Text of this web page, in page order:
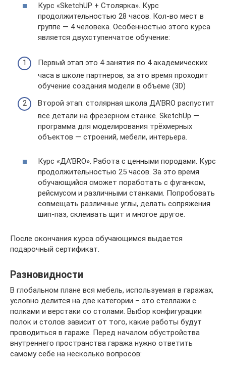
Курс «SketchUP + Столярка». Курс
продолжительностью 28 часов. Кол-во мест в
группе — 4 человека. Особенностью этого курса
является двухступенчатое обучение:
Первый этап это 4 занятия по 4 академических
часа в школе партнеров, за это время проходит
обучение создания модели в объеме (3D)
Второй этап: столярная школа ДА’BRO распустит
все детали на фрезерном станке. SketchUp —
программа для моделирования трёхмерных
объектов — строений, мебели, интерьера.
Курс «ДА’BRO». Работа с ценными породами. Курс
продолжительностью 25 часов. За это время
обучающийся сможет поработать с фуганком,
рейсмусом и различными станками. Попробовать
совмещать различные углы, делать сопряжения
шип-паз, склеивать щит и многое другое.
После окончания курса обучающимся выдается
подарочный сертификат.
Разновидности
В глобальном плане вся мебель, используемая в гаражах,
условно делится на две категории – это стеллажи с
полками и верстаки со столами. Выбор конфигурации
полок и столов зависит от того, какие работы будут
проводиться в гараже. Перед началом обустройства
внутреннего пространства гаража нужно ответить
самому себе на несколько вопросов: